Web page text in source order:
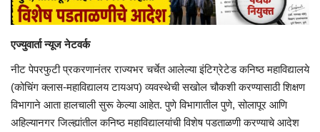
एज्युवार्ता न्यूज नेटवर्क
नीट पेपरफुटी प्रकरणानंतर राज्यभर चर्चेत आलेल्या इंटिग्रेटेड कनिष्ठ महाविद्यालये
(कोचिंग क्लास-महाविद्यालय टायअप) व्यवस्थेची सखोल चौकशी करण्यासाठी शिक्षण
विभागाने आता हालचाली सुरू केल्या आहेत. पुणे विभागातील पुणे, सोलापूर आणि
अहिल्यानगर जिल्ह्यांतील कनिष्ठ महाविद्यालयांची विशेष पडताळणी करण्याचे आदेश